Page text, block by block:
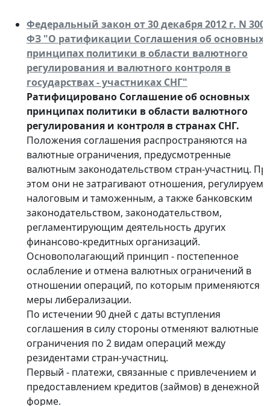
Федеральный закон от 30 декабря 2012 г. N 300-
ФЗ "О ратификации Соглашения об основных
принципах политики в области валютного
регулирования и валютного контроля в
государствах - участниках СНГ"
Ратифицировано Соглашение об основных
принципах политики в области валютного
регулирования и контроля в странах СНГ.
Положения соглашения распространяются на
валютные ограничения, предусмотренные
валютным законодательством стран-участниц.
этом они не затрагивают отношения,
налоговым и таможенным, а также банковским
законодательством, законодательством,
регламентирующим деятельность других
финансово-кредитных организаций.
Основополагающий принцип - постепенное
ослабление и отмена валютных ограничений в
отношении операций, по которым применяются
меры либерализации.
По истечении 90 дней с даты вступления
соглашения в силу стороны отменяют валютные
ограничения по 2 видам операций между
резидентами стран-участниц.
Первый - платежи, связанные с привлечением и
предоставлением кредитов (займов) в денежной
форме.